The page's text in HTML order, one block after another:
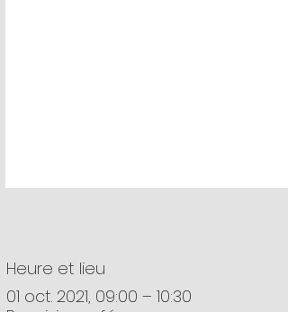
Heure et lieu
01 oct. 2021, 09:00 – 10:30